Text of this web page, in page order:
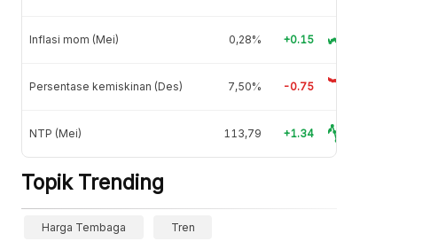
Inflasi mom (Mei) 0,28% +0.15
Persentase kemiskinan (Des) 7,50% -0.75
NTP (Mei) 113,79 +1.34
Topik Trending
Harga Tembaga Tren